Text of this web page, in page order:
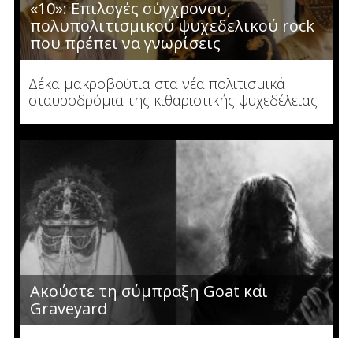
«10»: Επιλογές σύγχρονου,
πολυπολιτισμικού ψυχεδελικού rock
που πρέπει να γνωρίσεις
Δέκα μακροβούτια στα νέα πολιτισμικά
σταυροδρόμια της κιθαριστικής ψυχεδέλειας
Ακούστε τη σύμπραξη Goat και
Graveyard